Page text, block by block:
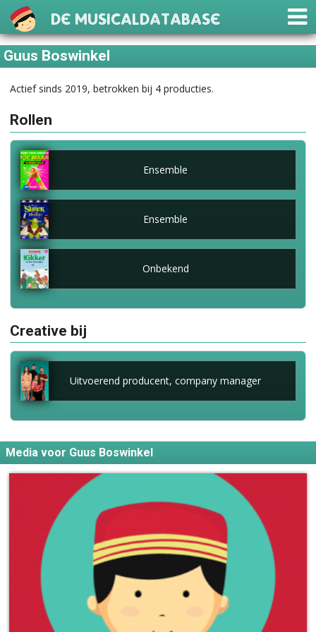
De Musicaldatabase
Guus Boswinkel
Actief sinds 2019, betrokken bij 4 producties.
Rollen
Ensemble
Ensemble
Onbekend
Creative bij
Uitvoerend producent, company manager
Media voor Guus Boswinkel